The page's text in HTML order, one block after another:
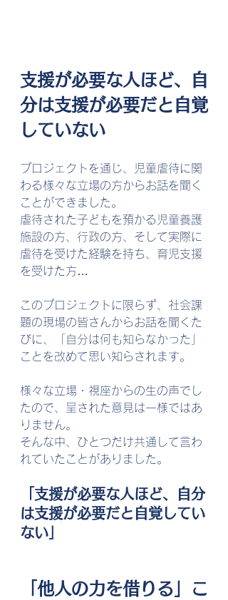
支援が必要な人ほど、自
分は支援が必要だと自覚
していない
プロジェクトを通じ、児童虐待に関
わる様々な立場の方からお話を聞く
ことができました。
虐待された子どもを預かる児童養護
施設の方、行政の方、そして実際に
虐待を受けた経験を持ち、育児支援
を受けた方…
このプロジェクトに限らず、社会課
題の現場の皆さんからお話を聞くた
びに、「自分は何も知らなかった」
ことを改めて思い知らされます。
様々な立場・視座からの生の声でし
たので、呈された意見は一様ではあ
りません。
そんな中、ひとつだけ共通して言わ
れていたことがありました。
「支援が必要な人ほど、自分
は支援が必要だと自覚してい
ない」
「他人の力を借りる」こ